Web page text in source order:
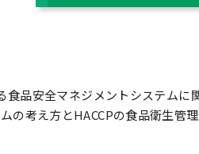
食品安全マネジメントシステム
の考え方とHACCPの食品衛生管